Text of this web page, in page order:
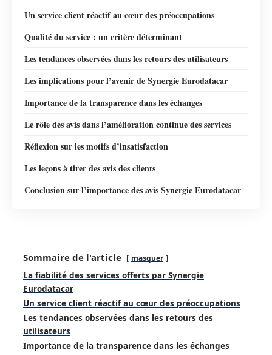
Un service client réactif au cœur des préoccupations
Qualité du service : un critère déterminant
Les tendances observées dans les retours des utilisateurs
Les implications pour l’avenir de Synergie Eurodatacar
Importance de la transparence dans les échanges
Le rôle des avis dans l’amélioration continue des services
Réflexion sur les motifs d’insatisfaction
Les leçons à tirer des avis des clients
Conclusion sur l’importance des avis Synergie Eurodatacar
Sommaire de l'article masquer
La fiabilité des services offerts par Synergie
Eurodatacar
Un service client réactif au cœur des préoccupations
Les tendances observées dans les retours des
utilisateurs
Importance de la transparence dans les échanges